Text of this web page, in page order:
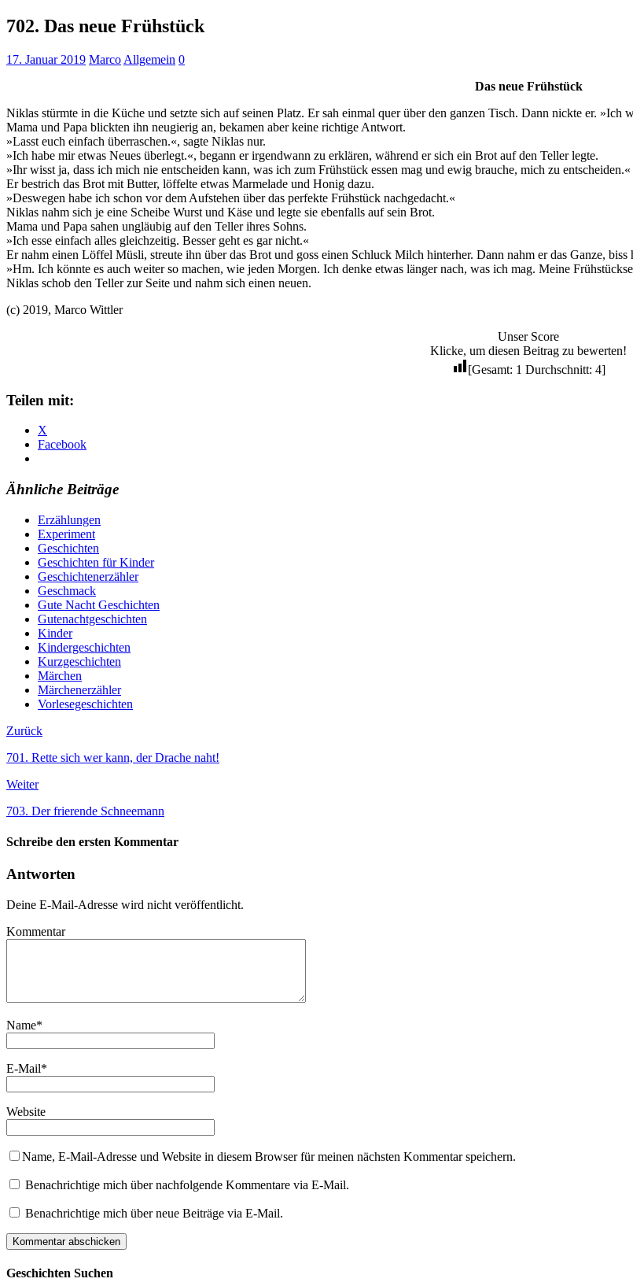
702. Das neue Frühstück
17. Januar 2019 Marco Allgemein 0
Das neue Frühstück
Niklas stürmte in die Küche und setzte sich auf seinen Platz. Er sah einmal quer über den ganzen Tisch. Dann nickte er. »Ich
Mama und Papa blickten ihn neugierig an, bekamen aber keine richtige Antwort.
»Lasst euch einfach überraschen.«, sagte Niklas nur.
»Ich habe mir etwas Neues überlegt.«, begann er irgendwann zu erklären, während er sich ein Brot auf den Teller legte.
»Ihr wisst ja, dass ich mich nie entscheiden kann, was ich zum Frühstück essen mag und ewig brauche, mich zu entscheiden.«
Er bestrich das Brot mit Butter, löffelte etwas Marmelade und Honig dazu.
»Deswegen habe ich schon vor dem Aufstehen über das perfekte Frühstück nachgedacht.«
Niklas nahm sich je eine Scheibe Wurst und Käse und legte sie ebenfalls auf sein Brot.
Mama und Papa sahen ungläubig auf den Teller ihres Sohns.
»Ich esse einfach alles gleichzeitig. Besser geht es gar nicht.«
Er nahm einen Löffel Müsli, streute ihn über das Brot und goss einen Schluck Milch hinterher. Dann nahm er das Ganze,
»Hm. Ich könnte es auch weiter so machen, wie jeden Morgen. Ich denke etwas länger nach, was ich mag. Meine
Niklas schob den Teller zur Seite und nahm sich einen neuen.
(c) 2019, Marco Wittler
Unser Score
Klicke, um diesen Beitrag zu bewerten!
[Gesamt: 1 Durchschnitt: 4]
Teilen mit:
X
Facebook
Ähnliche Beiträge
Erzählungen
Experiment
Geschichten
Geschichten für Kinder
Geschichtenerzähler
Geschmack
Gute Nacht Geschichten
Gutenachtgeschichten
Kinder
Kindergeschichten
Kurzgeschichten
Märchen
Märchenerzähler
Vorlesegeschichten
Zurück
701. Rette sich wer kann, der Drache naht!
Weiter
703. Der frierende Schneemann
Schreibe den ersten Kommentar
Antworten
Deine E-Mail-Adresse wird nicht veröffentlicht.
Kommentar
Name*
E-Mail*
Website
Name, E-Mail-Adresse und Website in diesem Browser für meinen nächsten Kommentar speichern.
Benachrichtige mich über nachfolgende Kommentare via E-Mail.
Benachrichtige mich über neue Beiträge via E-Mail.
Geschichten Suchen